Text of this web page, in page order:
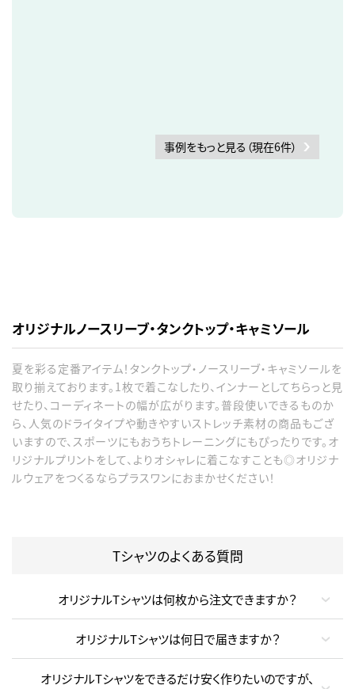
事例をもっと見る（現在6件）
オリジナルノースリーブ・タンクトップ・キャミソール
夏を彩る定番アイテム！タンクトップ・ノースリーブ・キャミソールを
取り揃えております。1枚で着こなしたり、インナーとしてちらっと見
せたり、コーディネートの幅が広がります。普段使いできるものか
ら、人気のドライタイプや動きやすいストレッチ素材の商品もござ
いますので、スポーツにもおうちトレーニングにもぴったりです。オ
リジナルプリントをして、よりオシャレに着こなすことも◎オリジナ
ルウェアをつくるならプラスワンにおまかせください！
Tシャツのよくある質問
オリジナルTシャツは何枚から注文できますか？
オリジナルTシャツは何日で届きますか？
オリジナルTシャツをできるだけ安く作りたいのですが、